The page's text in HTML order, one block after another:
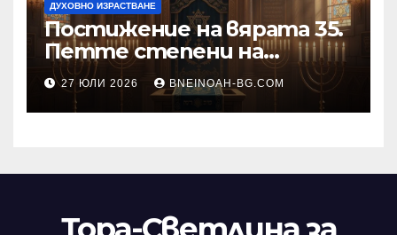
ДУХОВНО ИЗРАСТВАНЕ
Постижение на вярата 35.
Петте степени на
разкриване на истината
като основа на вярата
27 ЮЛИ 2026 BNEINOAH-BG.COM